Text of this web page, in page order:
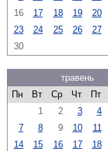
16
17 18 19 20
23
24 25 26 27
30
травень
Пн
Вт Ср Чт Пт
1
2 3 4
7
8 9 10 11
14
15 16 17 18